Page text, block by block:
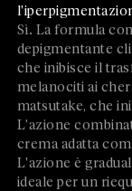
Sì. La formula
depigmentante
che inibisce il
melanociti ai
matsutake, che
L'azione
crema adatta
L'azione è
ideale per un